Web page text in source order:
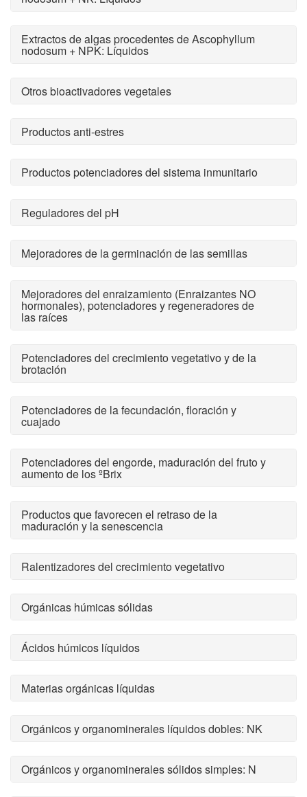
Extractos de algas procedentes de Ascophyllum
nodosum + NPK: Líquidos
Otros bioactivadores vegetales
Productos anti-estres
Productos potenciadores del sistema inmunitario
Reguladores del pH
Mejoradores de la germinación de las semillas
Mejoradores del enraizamiento (Enraizantes NO
hormonales), potenciadores y regeneradores de
las raíces
Potenciadores del crecimiento vegetativo y de la
brotación
Potenciadores de la fecundación, floración y
cuajado
Potenciadores del engorde, maduración del fruto y
aumento de los ºBrix
Productos que favorecen el retraso de la
maduración y la senescencia
Ralentizadores del crecimiento vegetativo
Orgánicas húmicas sólidas
Ácidos húmicos líquidos
Materias orgánicas líquidas
Orgánicos y organominerales líquidos dobles: NK
Orgánicos y organominerales sólidos simples: N